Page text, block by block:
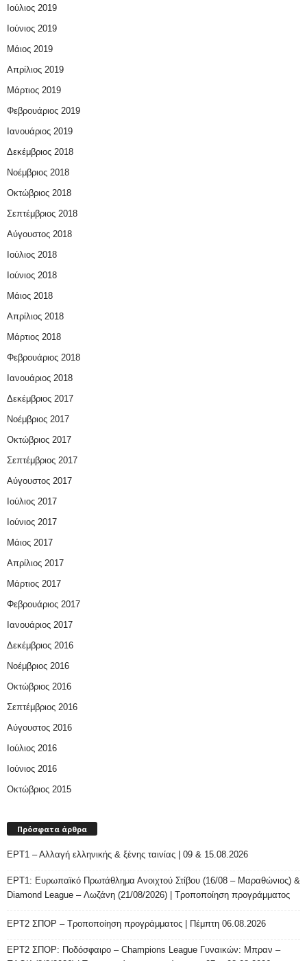
Ιούλιος 2019
Ιούνιος 2019
Μάιος 2019
Απρίλιος 2019
Μάρτιος 2019
Φεβρουάριος 2019
Ιανουάριος 2019
Δεκέμβριος 2018
Νοέμβριος 2018
Οκτώβριος 2018
Σεπτέμβριος 2018
Αύγουστος 2018
Ιούλιος 2018
Ιούνιος 2018
Μάιος 2018
Απρίλιος 2018
Μάρτιος 2018
Φεβρουάριος 2018
Ιανουάριος 2018
Δεκέμβριος 2017
Νοέμβριος 2017
Οκτώβριος 2017
Σεπτέμβριος 2017
Αύγουστος 2017
Ιούλιος 2017
Ιούνιος 2017
Μάιος 2017
Απρίλιος 2017
Μάρτιος 2017
Φεβρουάριος 2017
Ιανουάριος 2017
Δεκέμβριος 2016
Νοέμβριος 2016
Οκτώβριος 2016
Σεπτέμβριος 2016
Αύγουστος 2016
Ιούλιος 2016
Ιούνιος 2016
Οκτώβριος 2015
Πρόσφατα άρθρα
ΕΡΤ1 – Αλλαγή ελληνικής & ξένης ταινίας | 09 & 15.08.2026
ΕΡΤ1: Ευρωπαϊκό Πρωτάθλημα Ανοιχτού Στίβου (16/08 – Μαραθώνιος) &
Diamond League – Λωζάνη (21/08/2026) | Τροποποίηση προγράμματος
ΕΡΤ2 ΣΠΟΡ – Τροποποίηση προγράμματος | Πέμπτη 06.08.2026
ΕΡΤ2 ΣΠΟΡ: Ποδόσφαιρο – Champions League Γυναικών: Μπραν –